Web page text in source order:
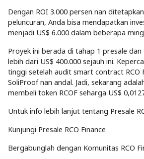
Dengan ROI 3.000 persen nan
peluncuran, Anda bisa mendapatkan
menjadi US$ 6.000 dalam beberapa
Proyek ini berada di tahap 1 presale
lebih dari US$ 400.000 sejauh ini.
tinggi setelah audit smart contract RCO
SoliProof nan andal. Jadi, sekarang
membeli token RCOF seharga US$
Untuk info lebih lanjut tentang Presale
Kunjungi Presale RCO Finance
Bergabunglah dengan Komunitas RCO